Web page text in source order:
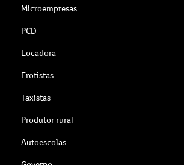
Microempresas
PCD
Locadora
Frotistas
Taxistas
Produtor rural
Autoescolas